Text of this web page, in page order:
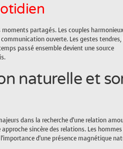
partagés. Les couples
ouverte. Les gestes tendres,
passé ensemble devient une source
naturelle et
dans la recherche d’une relation
sincère des relations. Les
d’une présence magnétique